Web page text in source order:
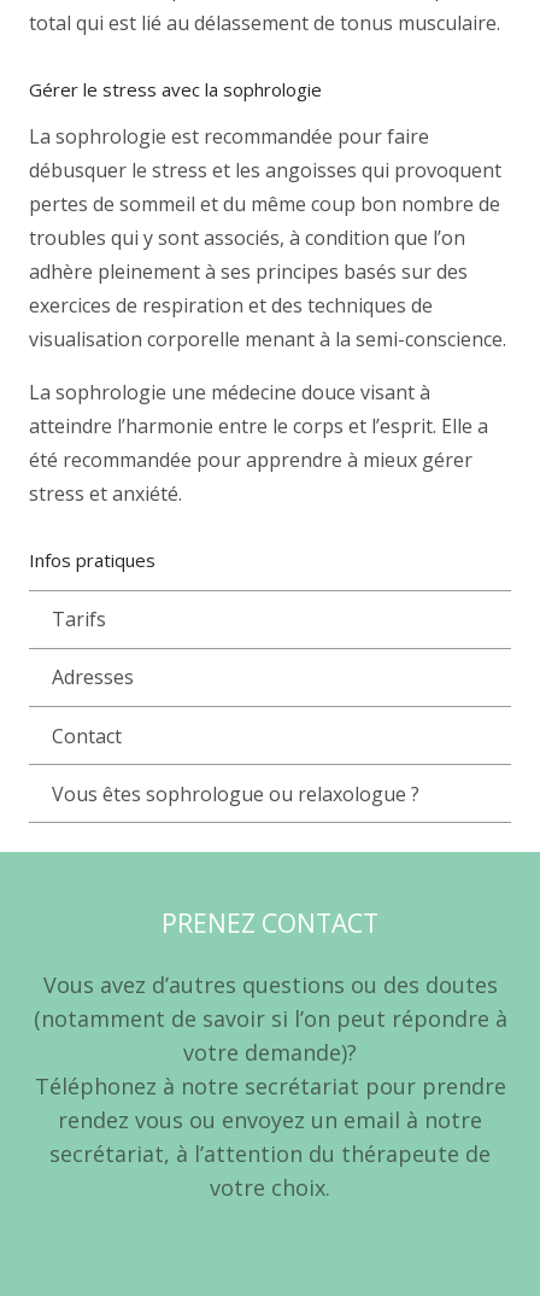
total qui est lié au délassement de tonus musculaire.
Gérer le stress avec la sophrologie
La sophrologie est recommandée pour faire
débusquer le stress et les angoisses qui provoquent
pertes de sommeil et du même coup bon nombre de
troubles qui y sont associés, à condition que l’on
adhère pleinement à ses principes basés sur des
exercices de respiration et des techniques de
visualisation corporelle menant à la semi-conscience.
La sophrologie une médecine douce visant à
atteindre l’harmonie entre le corps et l’esprit. Elle a
été recommandée pour apprendre à mieux gérer
stress et anxiété.
Infos pratiques
Tarifs
Adresses
Contact
Vous êtes sophrologue ou relaxologue ?
PRENEZ CONTACT
Vous avez d’autres questions ou des doutes
(notamment de savoir si l’on peut répondre à
votre demande)?
Téléphonez à notre secrétariat pour prendre
rendez vous ou envoyez un email à notre
secrétariat, à l’attention du thérapeute de
votre choix.